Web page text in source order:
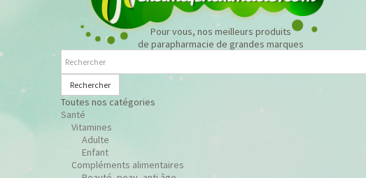
Pour vous, nos meilleurs produits
de parapharmacie de grandes marques
Rechercher
Toutes nos catégories
Santé
Vitamines
Adulte
Enfant
Compléments alimentaires